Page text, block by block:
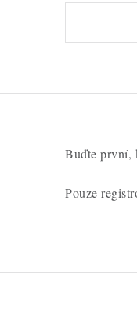
Buďte první,
Pouze